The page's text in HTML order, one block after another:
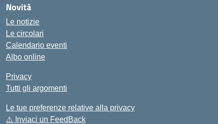
Novità
Le notizie
Le circolari
Calendario eventi
Albo online
Privacy
Tutti gli argomenti
Le tue preferenze relative alla privacy
⚠️ Inviaci un FeedBack